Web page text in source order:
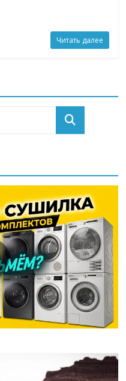
Читать далее